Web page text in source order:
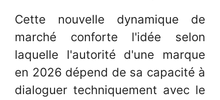
Cette nouvelle dynamique de
marché conforte l'idée selon
laquelle l'autorité d'une marque
en 2026 dépend de sa capacité à
dialoguer techniquement avec le